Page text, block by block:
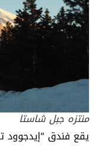
منتزه جبل شاستا